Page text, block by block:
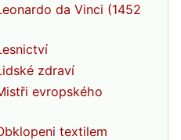
da Vinci (1452
zdraví
evropského
textilem